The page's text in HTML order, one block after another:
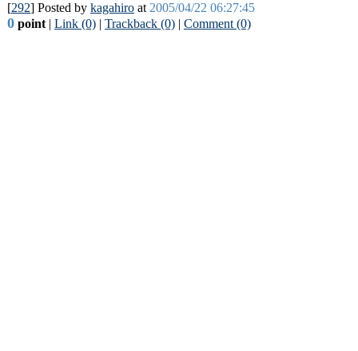
[292] Posted by kagahiroat 2005/04/22 06:27:45
0point| Link (0)| Trackback (0)| Comment (0)